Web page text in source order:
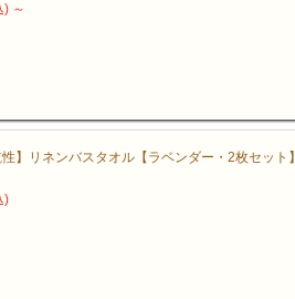
) ～
性】リネンバスタオル【ラベンダー・2枚セット】
)